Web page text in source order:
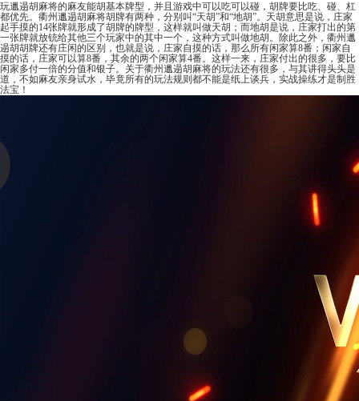
玩邋遢胡麻将的麻友能胡基本牌型，并且游戏中可以吃可以碰，胡牌要比吃、碰、杠
都优先。衢州邋遢胡麻将胡牌有两种，分别叫“天胡”和“地胡”。天胡意思是说，庄家
起手摸的14张牌就形成了胡牌的牌型，这样就叫做天胡；而地胡是说，庄家打出的第
一张牌就放铳给其他三个玩家中的其中一个，这种方式叫做地胡。除此之外，衢州邋
遢胡胡牌还有庄闲的区别，也就是说，庄家自摸的话，那么所有闲家算8番；闲家自
摸的话，庄家可以算8番，其余的两个闲家算4番。这样一来，庄家付出的很多，要比
闲家多付一倍的分值和银子。关于衢州邋遢胡麻将的玩法还有很多，与其讲得头头是
道，不如麻友亲身试水，毕竟所有的玩法规则都不能是纸上谈兵，实战操练才是制胜
法宝！